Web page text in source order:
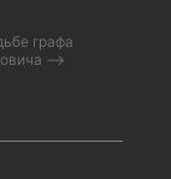
графа
⟶